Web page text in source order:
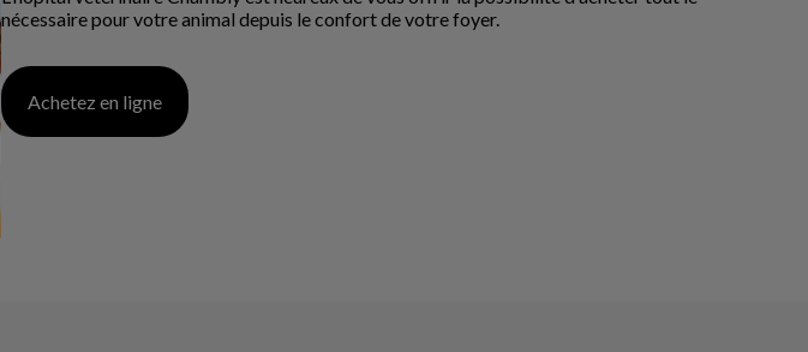
nécessaire pour votre animal depuis le confort de votre foyer.
Achetez en ligne